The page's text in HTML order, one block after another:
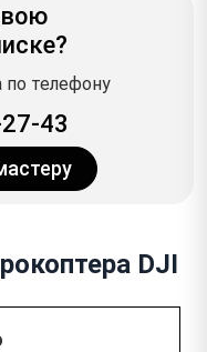
телефону
43
DJI